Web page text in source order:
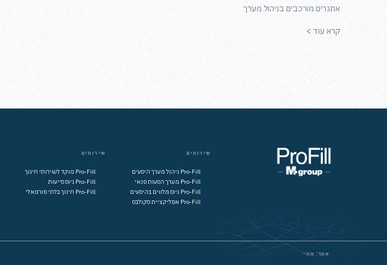
אתגרים מורכבים בניהול מערך
קרא עוד >
שירותים
Pro-Fill ניהול מערך היסעים
Pro-Fill מערך הסעות פנאי
Pro-Fill גיוס מלווים בהיסעים
Pro-Fill אפליקציית סקולבס
שירותים
Pro-Fill מוקד לשירותי חינוך
Pro-Fill גיוס סייעות
Pro-Fill חינוך בלתי פורמאלי
אתר: מוזי